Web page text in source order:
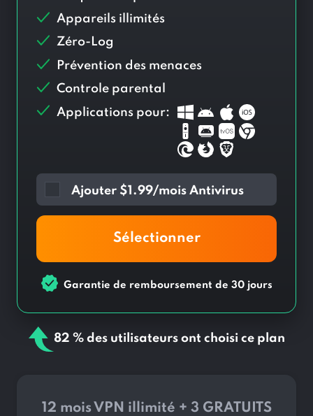
12 mois VPN illimité + 3 GRATUITS
Appareils illimités
Zéro-Log
Prévention des menaces
Controle parental
Applications pour:
Ajouter $1.99/mois Antivirus
Sélectionner
Garantie de remboursement de 30 jours
82 % des utilisateurs ont choisi ce plan